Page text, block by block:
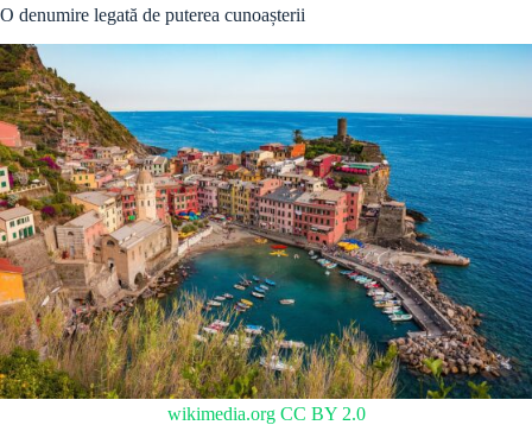
O denumire legată de puterea cunoașterii
wikimedia.org CC BY 2.0